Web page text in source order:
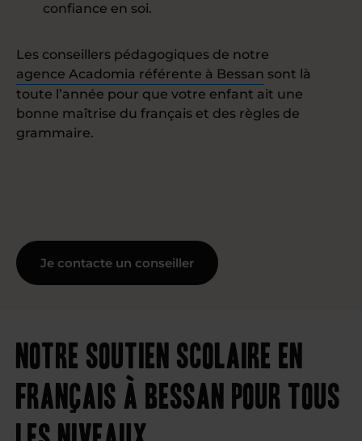
confiance en soi.
Les conseillers pédagogiques de notre
agence Acadomia référente à Bessan sont là
toute l’année pour que votre enfant ait une
bonne maîtrise du français et des règles de
grammaire.
Je contacte un conseiller
Notre soutien scolaire en
français à Bessan pour tous